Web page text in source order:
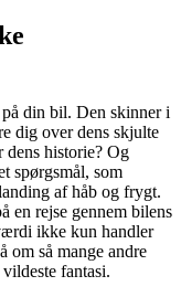
din bil. Den skinner i
dig over dens skjulte
historie? Og
spørgsmål, som
af håb og frygt.
en rejse gennem bilens
ikke kun handler
om så mange andre
fantasi.